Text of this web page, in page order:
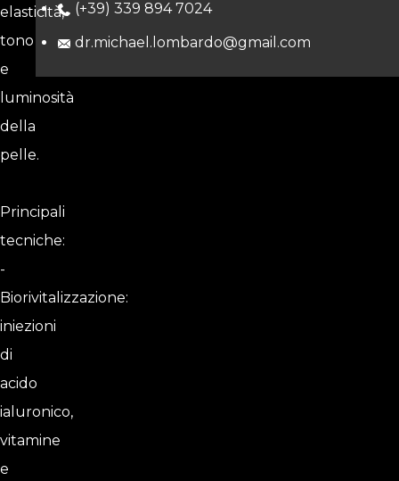
(+39) 339 894 7024
dr.michael.lombardo@gmail.com
elasticità,
tono
e
luminosità
della
pelle.
Principali
tecniche:
-
Biorivitalizzazione:
iniezioni
di
acido
ialuronico,
vitamine
e